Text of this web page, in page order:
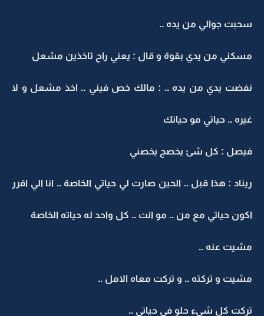
سحبت جوالي من يده ..
مسكني من يدي بقوة و قال : يعني راح تاخذين مشعل
نفضت يدي من يده .. : مالك خص فيني .. اخذ مشعل و لا
غيره .. حياتي مو حياتك
فيصل : كل شئ يخصج يخصني
ريناد : هذا قبل .. الحين صارت لي حياتي الخاصة .. انا الي اقرر
اكون حياتي مع من .. مو انت .. كل واحد له حياته الخاصة
مشيت عنه ..
مشيت و تركته .. و تركت معاه الامل ..
تركت كل شيء حلو في حياتي ..